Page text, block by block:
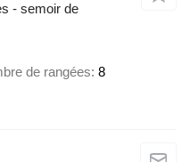
- semoir de
de rangées 8